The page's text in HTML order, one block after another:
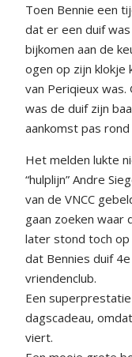
Toen Bennie een
dat er een duif
bijkomen aan de
ogen op zijn klokje
van Periqieux
was de duif zijn
aankomst pas rond
Het melden lukte
“hulplijn” Andre
van de VNCC
gaan zoeken waar
later stond toch op
dat Bennies duif
vriendenclub.
Een
dagscadeau,
viert.